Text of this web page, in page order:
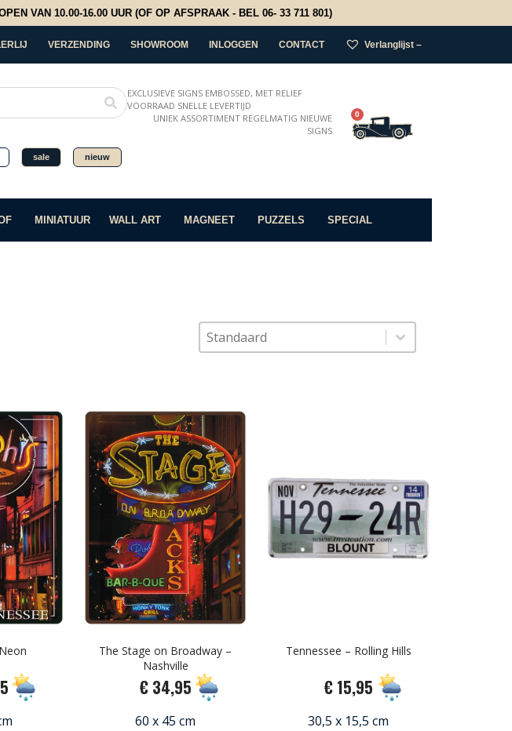
VAN 10.00-16.00 UUR (OF OP AFSPRAAK - BEL 06- 33 711 801)
VERZENDING SHOWROOM INLOGGEN CONTACT Verlanglijst –
sale nieuw
EXCLUSIEVE SIGNS EMBOSSED, MET RELIEF
VOORRAAD SNELLE LEVERTIJD
UNIEK ASSORTIMENT REGELMATIG NIEUWE
SIGNS
0
MINIATUUR WALL ART MAGNEET PUZZELS SPECIAL
Sorteer op
Sort content
Sort content
The Stage on Broadway –
Nashville
€ 34,95
60 x 45 cm
Tennessee – Rolling Hills
€ 15,95
30,5 x 15,5 cm